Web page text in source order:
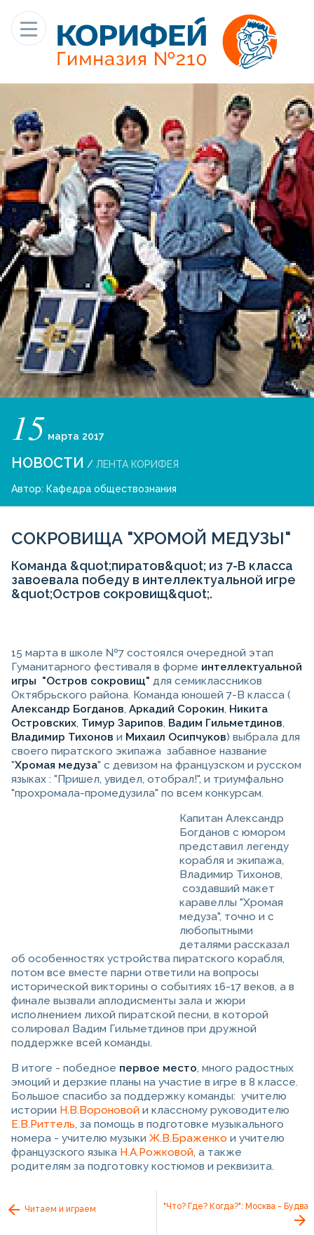
15 марта 2017
НОВОСТИ / ЛЕНТА КОРИФЕЯ
Автор: Кафедра обществознания
СОКРОВИЩА "ХРОМОЙ МЕДУЗЫ"
Команда &quot;пиратов&quot; из 7-В класса
завоевала победу в интеллектуальной игре
&quot;Остров сокровищ&quot;.
15 марта в школе №7 состоялся очередной этап
Гуманитарного фестиваля в форме интеллектуальной
игры "Остров сокровищ" для семиклассников
Октябрьского района. Команда юношей 7-В класса (
Александр Богданов, Аркадий Сорокин, Никита
Островских, Тимур Зарипов, Вадим Гильметдинов,
Владимир Тихонов и Михаил Осипчуков) выбрала для
своего пиратского экипажа забавное название
"Хромая медуза" с девизом на французском и русском
языках : "Пришел, увидел, отобрал!", и триумфально
"прохромала-промедузила" по всем конкурсам.
Капитан Александр
Богданов с юмором
представил легенду
корабля и экипажа,
Владимир Тихонов,
создавший макет
каравеллы "Хромая
медуза", точно и с
любопытными
деталями рассказал
об особенностях устройства пиратского корабля,
потом все вместе парни ответили на вопросы
исторической викторины о событиях 16-17 веков, а в
финале вызвали аплодисменты зала и жюри
исполнением лихой пиратской песни, в которой
солировал Вадим Гильметдинов при дружной
поддержке всей команды.
В итоге - победное первое место, много радостных
эмоций и дерзкие планы на участие в игре в 8 классе.
Большое спасибо за поддержку команды: учителю
истории Н.В.Вороновой и классному руководителю
Е.В.Риттель, за помощь в подготовке музыкального
номера - учителю музыки Ж.В.Браженко и учителю
французского языка Н.А.Рожковой, а также
родителям за подготовку костюмов и реквизита.
Читаем и играем "Что? Где? Когда?": Москва - Будва